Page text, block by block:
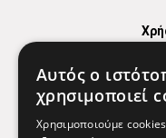
Αυτός ο
χρησιμοποιεί
Χρησιμοποιούμε